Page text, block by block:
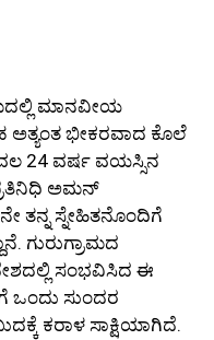
ಮಾನವೀಯ
ಅತ್ಯಂತ ಭೀಕರವಾದ ಕೊಲೆ
24 ವರ್ಷ ವಯಸ್ಸಿನ
ಅಮನ್
ತನ್ನ ಸ್ನೇಹಿತನೊಂದಿಗೆ
ಗುರುಗ್ರಾಮದ
ಸಂಭವಿಸಿದ ಈ
ಒಂದು ಸುಂದರ
ಕರಾಳ ಸಾಕ್ಷಿಯಾಗಿದೆ.